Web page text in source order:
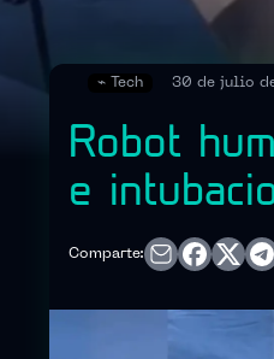
⌁ Tech 30 de julio
Robot
e
Comparte: